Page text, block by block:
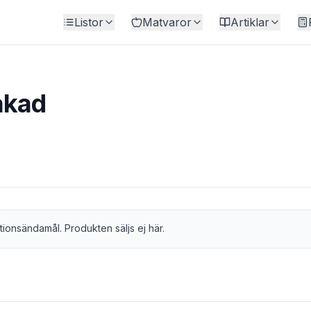
Listor Matvaror Artiklar
Produkten säljs ej här.